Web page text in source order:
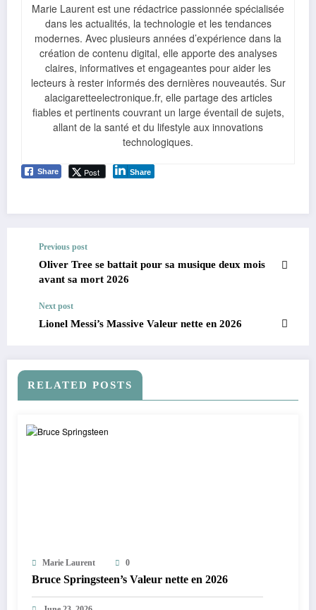
Marie Laurent est une rédactrice passionnée spécialisée
dans les actualités, la technologie et les tendances
modernes. Avec plusieurs années d’expérience dans la
création de contenu digital, elle apporte des analyses
claires, informatives et engageantes pour aider les
lecteurs à rester informés des dernières nouveautés. Sur
alacigaretteelectronique.fr, elle partage des articles
fiables et pertinents couvrant un large éventail de sujets,
allant de la santé et du lifestyle aux innovations
technologiques.
Share Post Share
Previous post
Oliver Tree se battait pour sa musique deux mois
avant sa mort 2026
Next post
Lionel Messi’s Massive Valeur nette en 2026
RELATED POSTS
Marie Laurent 0
Bruce Springsteen’s Valeur nette en 2026